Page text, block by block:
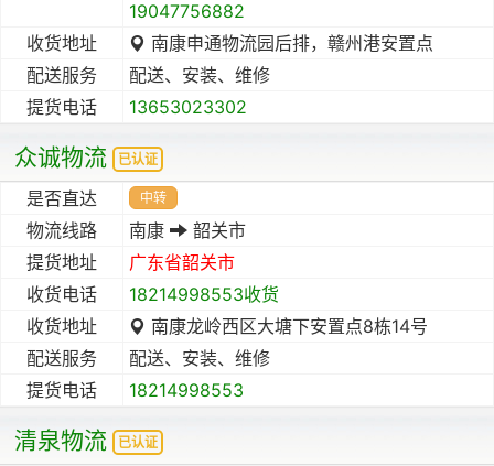
19047756882
收货地址
南康申通物流园后排，赣州港安置点
配送服务
配送、安装、维修
提货电话
13653023302
众诚物流 已认证
是否直达 中转
物流线路 南康
韶关市
提货地址
广东省韶关市
收货电话
18214998553收货
收货地址
南康龙岭西区大塘下安置点8栋14号
配送服务
配送、安装、维修
提货电话
18214998553
清泉物流 已认证